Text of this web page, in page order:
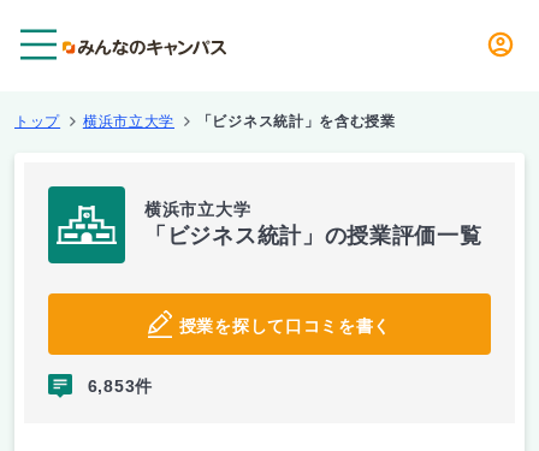
トップ 横浜市立大学 「ビジネス統計」を含む授業
横浜市立大学
「ビジネス統計」の授業評価一覧
授業を探して口コミを書く
6,853件